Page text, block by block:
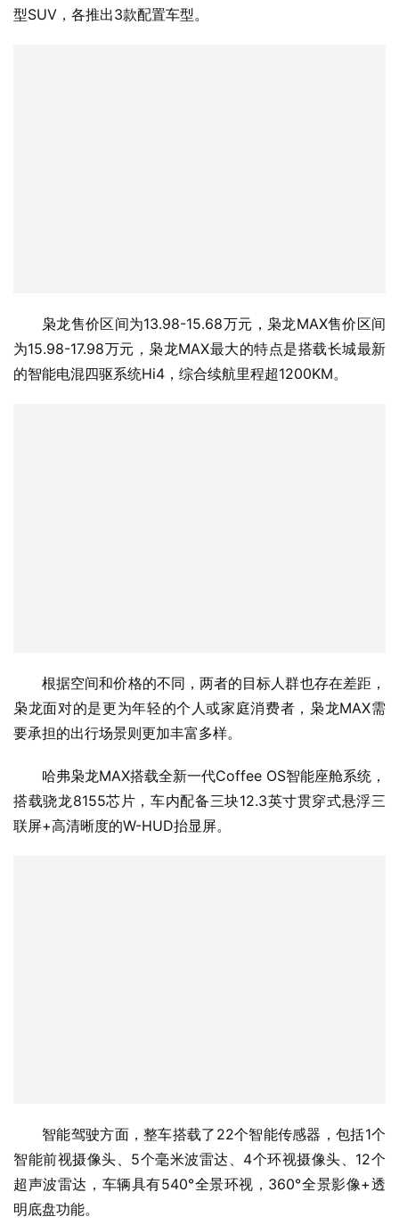
型SUV，各推出3款配置车型。
枭龙售价区间为13.98-15.68万元，枭龙MAX售价区间
为15.98-17.98万元，枭龙MAX最大的特点是搭载长城最新
的智能电混四驱系统Hi4，综合续航里程超1200KM。
根据空间和价格的不同，两者的目标人群也存在差距，
枭龙面对的是更为年轻的个人或家庭消费者，枭龙MAX需
要承担的出行场景则更加丰富多样。
哈弗枭龙MAX搭载全新一代Coffee OS智能座舱系统，
搭载骁龙8155芯片，车内配备三块12.3英寸贯穿式悬浮三
联屏+高清晰度的W-HUD抬显屏。
智能驾驶方面，整车搭载了22个智能传感器，包括1个
智能前视摄像头、5个毫米波雷达、4个环视摄像头、12个
超声波雷达，车辆具有540°全景环视，360°全景影像+透
明底盘功能。